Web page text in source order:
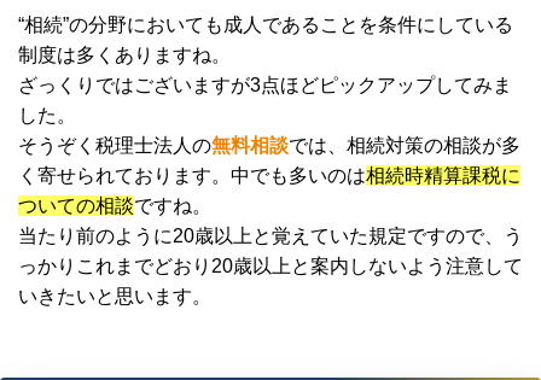
“相続”の分野においても成人であることを条件にしている
制度は多くありますね。
ざっくりではございますが3点ほどピックアップしてみま
した。
そうぞく税理士法人の無料相談では、相続対策の相談が多
く寄せられております。中でも多いのは相続時精算課税に
ついての相談ですね。
当たり前のように20歳以上と覚えていた規定ですので、う
っかりこれまでどおり20歳以上と案内しないよう注意して
いきたいと思います。